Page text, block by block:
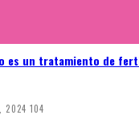
es un tratamiento de
2024 104